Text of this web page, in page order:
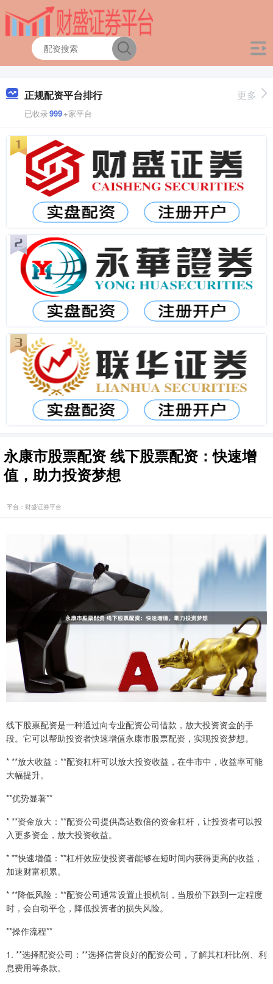
正规配资平台排行
已收录999+家平台
更多
永康市股票配资 线下股票配资：快速增
值，助力投资梦想
平台：财盛证券平台
线下股票配资是一种通过向专业配资公司借款，放大投资资金的手
段。它可以帮助投资者快速增值永康市股票配资，实现投资梦想。
* **放大收益：**配资杠杆可以放大投资收益，在牛市中，收益率可能
大幅提升。
**优势显著**
* **资金放大：**配资公司提供高达数倍的资金杠杆，让投资者可以投
入更多资金，放大投资收益。
* **快速增值：**杠杆效应使投资者能够在短时间内获得更高的收益，
加速财富积累。
* **降低风险：**配资公司通常设置止损机制，当股价下跌到一定程度
时，会自动平仓，降低投资者的损失风险。
**操作流程**
1. **选择配资公司：**选择信誉良好的配资公司，了解其杠杆比例、利
息费用等条款。